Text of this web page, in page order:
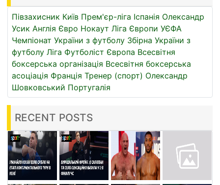
Півзахисник Київ Прем'єр-ліга Іспанія Олександр
Усик Англія Євро Нокаут Ліга Європи УЄФА
Чемпіонат України з футболу Збірна України з
футболу Ліга Футболіст Європа Всесвітня
боксерська організація Всесвітня боксерська
асоціація Франція Тренер (спорт) Олександр
Шовковський Португалія
RECENT POSTS